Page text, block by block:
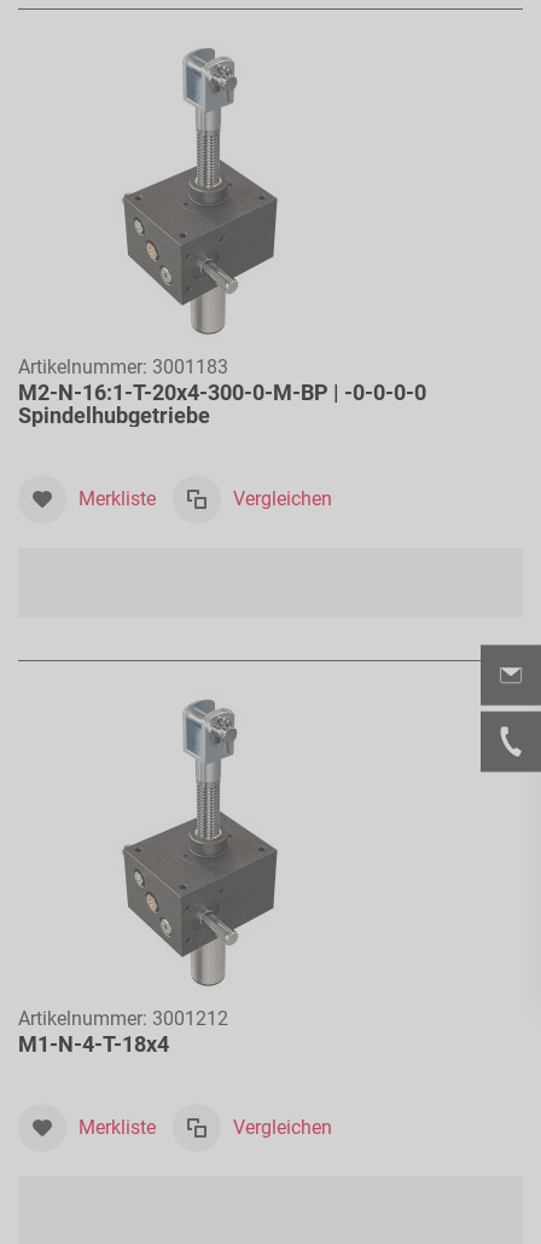
Artikelnummer: 3001183
M2-N-16:1-T-20x4-300-0-M-BP | -0-0-0-0
Spindelhubgetriebe
Merkliste Vergleichen
Artikelnummer: 3001212
M1-N-4-T-18x4
Merkliste Vergleichen